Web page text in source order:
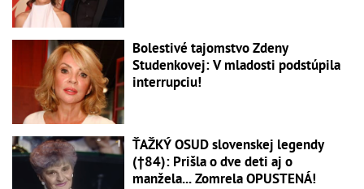
Bolestivé tajomstvo Zdeny
Studenkovej: V mladosti podstúpila
interrupciu!
ŤAŽKÝ OSUD slovenskej legendy
(†84): Prišla o dve deti aj o
manžela... Zomrela OPUSTENÁ!